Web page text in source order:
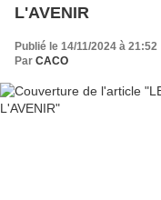
L'AVENIR
Publié le 14/11/2024 à 21:52
Par CACO